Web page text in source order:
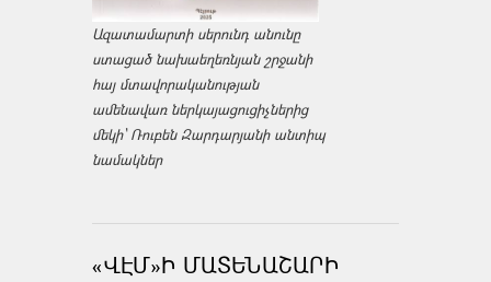
Ազատամարտի սերունդ անունը
ստացած նախաեղեռնյան շրջանի
հայ մտավորականության
ամենավառ ներկայացուցիչներից
մեկի՝ Ռուբեն Զարդարյանի անտիպ
նամակներ
«ՎԷՄ»Ի ՄԱՏԵՆԱՇԱՐԻ